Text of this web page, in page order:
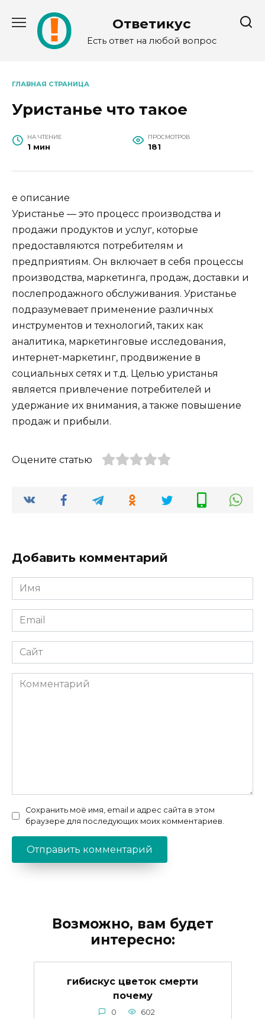
содержанию
Ответикус
Есть ответ на любой вопрос
ГЛАВНАЯ СТРАНИЦА
Уристанье что такое
НА ЧТЕНИЕ
1 мин
ПРОСМОТРОВ
181
е описание
Уристанье — это процесс производства и
продажи продуктов и услуг, которые
предоставляются потребителям и
предприятиям. Он включает в себя процессы
производства, маркетинга, продаж, доставки и
послепродажного обслуживания. Уристанье
подразумевает применение различных
инструментов и технологий, таких как
аналитика, маркетинговые исследования,
интернет-маркетинг, продвижение в
социальных сетях и т.д. Целью уристанья
является привлечение потребителей и
удержание их внимания, а также повышение
продаж и прибыли.
Оцените статью
Добавить комментарий
Имя
*
Email
*
Сайт
Комментарий
Сохранить моё имя, email и адрес сайта в этом
браузере для последующих моих комментариев.
Возможно, вам будет
интересно:
гибискус цветок смерти
почему
0 602